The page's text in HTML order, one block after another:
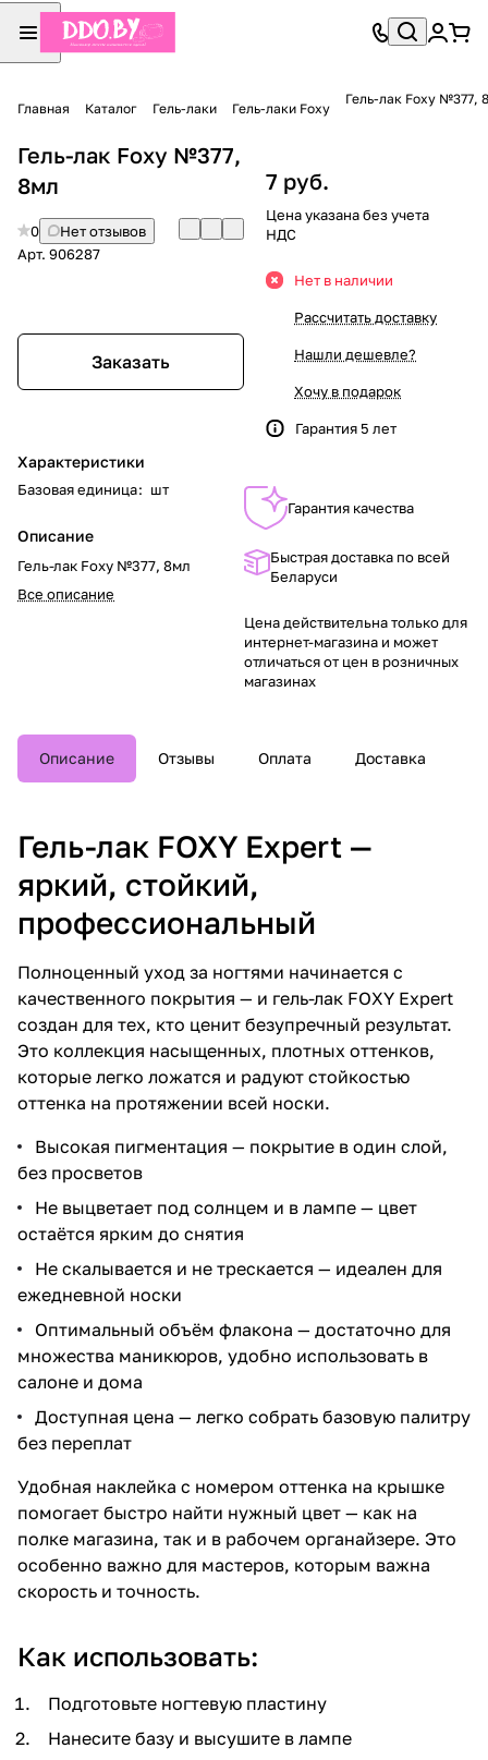
Главная Каталог Гель-лаки Гель-лаки Foxy
Гель-лак Foxy №377,
Гель-лак Foxy №377,
8мл
0
Нет отзывов
Арт. 906287
Заказать
Характеристики
Базовая единица: шт
Описание
Гель-лак Foxy №377, 8мл
Все описание
7 руб.
Цена указана без учета
НДС
Нет в наличии
Рассчитать доставку
Нашли дешевле?
Хочу в подарок
Гарантия 5 лет
Гарантия качества
Быстрая доставка по всей
Беларуси
Цена действительна только для
интернет-магазина и может
отличаться от цен в розничных
магазинах
Описание Отзывы Оплата Доставка
Гель-лак FOXY Expert —
яркий, стойкий,
профессиональный
Полноценный уход за ногтями начинается с
качественного покрытия — и гель-лак FOXY Expert
создан для тех, кто ценит безупречный результат.
Это коллекция насыщенных, плотных оттенков,
которые легко ложатся и радуют стойкостью
оттенка на протяжении всей носки.
Высокая пигментация — покрытие в один слой,
без просветов
Не выцветает под солнцем и в лампе — цвет
остаётся ярким до снятия
Не скалывается и не трескается — идеален для
ежедневной носки
Оптимальный объём флакона — достаточно для
множества маникюров, удобно использовать в
салоне и дома
Доступная цена — легко собрать базовую палитру
без переплат
Удобная наклейка с номером оттенка на крышке
помогает быстро найти нужный цвет — как на
полке магазина, так и в рабочем органайзере. Это
особенно важно для мастеров, которым важна
скорость и точность.
Как использовать:
Подготовьте ногтевую пластину
Нанесите базу и высушите в лампе